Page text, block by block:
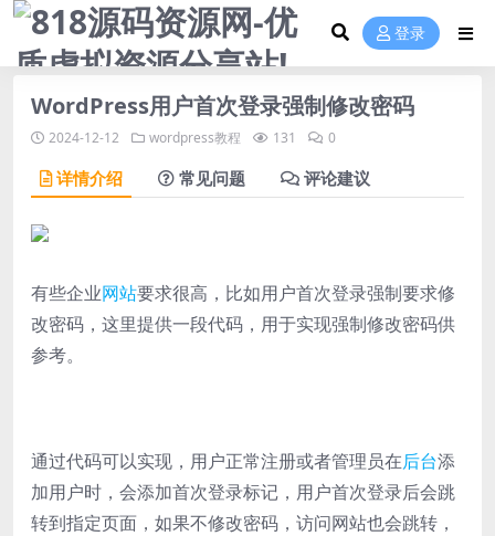
登录
WordPress用户首次登录强制修改密码
2024-12-12 wordpress教程 131 0
详情介绍 常见问题 评论建议
有些企业网站要求很高，比如用户首次登录强制要求修
改密码，这里提供一段代码，用于实现强制修改密码供
参考。
通过代码可以实现，用户正常注册或者管理员在后台添
加用户时，会添加首次登录标记，用户首次登录后会跳
转到指定页面，如果不修改密码，访问网站也会跳转，